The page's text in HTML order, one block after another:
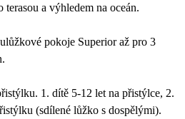
a výhledem na oceán.
pokoje Superior až pro 3
1. dítě 5-12 let na přistýlce, 2.
(sdílené lůžko s dospělými).